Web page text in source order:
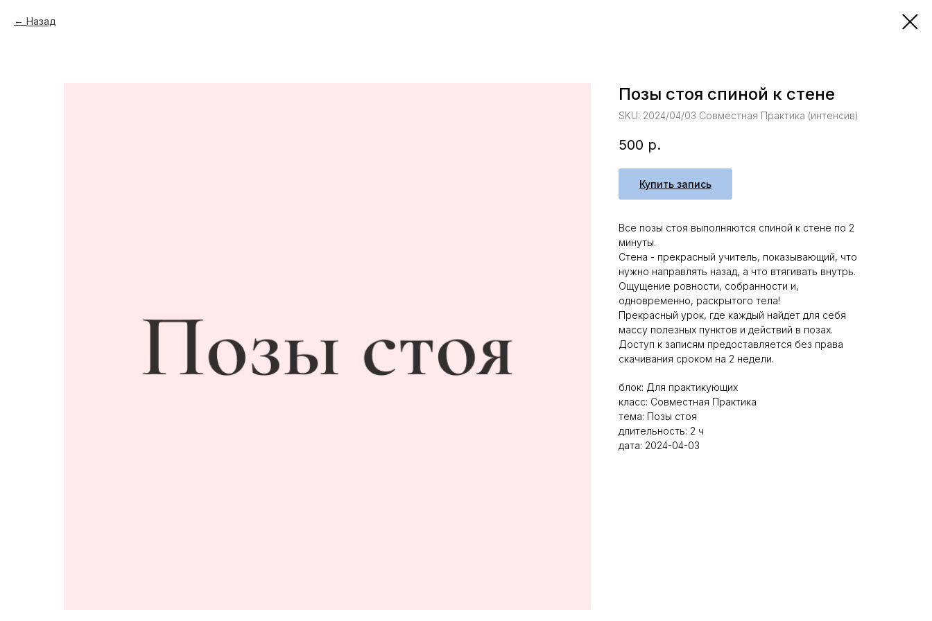
Назад
Позы стоя спиной к стене
SKU: 2024/04/03 Совместная Практика (интенсив)
500 р.
Купить запись
Все позы стоя выполняются спиной к стене по 2
минуты.
Стена - прекрасный учитель, показывающий, что
нужно направлять назад, а что втягивать внутрь.
Ощущение ровности, собранности и,
одновременно, раскрытого тела!
Прекрасный урок, где каждый найдет для себя
массу полезных пунктов и действий в позах.
Доступ к записям предоставляется без права
скачивания сроком на 2 недели.
блок: Для практикующих
класс: Совместная Практика
тема: Позы стоя
длительность: 2 ч
дата: 2024-04-03